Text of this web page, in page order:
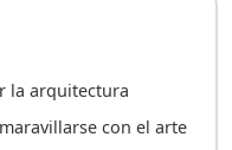
la arquitectura
con el arte